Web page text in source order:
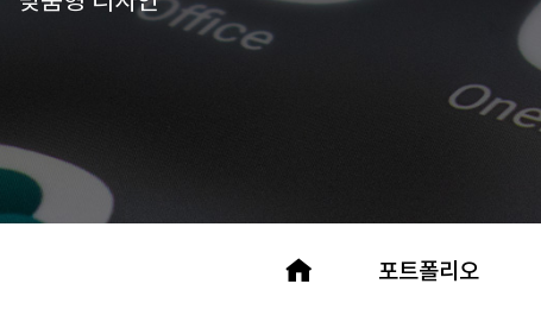
포트폴리오